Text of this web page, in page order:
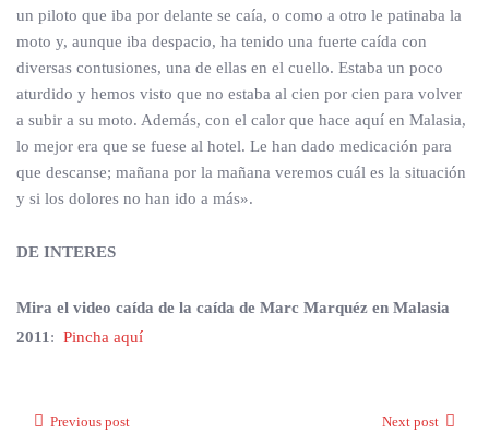
un piloto que iba por delante se caía, o como a otro le patinaba la
moto y, aunque iba despacio, ha tenido una fuerte caída con
diversas contusiones, una de ellas en el cuello. Estaba un poco
aturdido y hemos visto que no estaba al cien por cien para volver
a subir a su moto. Además, con el calor que hace aquí en Malasia,
lo mejor era que se fuese al hotel. Le han dado medicación para
que descanse; mañana por la mañana veremos cuál es la situación
y si los dolores no han ido a más».
DE INTERES
Mira el video caída de la caída de Marc Marquéz en Malasia
2011 : Pincha aquí
Previous post Next post